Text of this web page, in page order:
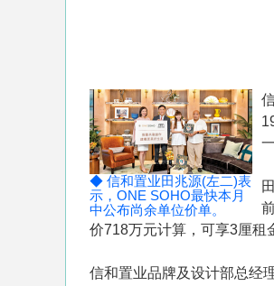
◆ 信和置业田兆源(左二)表
示，ONE SOHO最快本月
中公布尚余单位价单。
价718万元计算，可享3厘租
信和置业品牌及设计部总经